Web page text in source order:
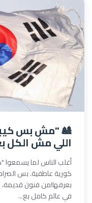
🎎 "مش بس
اللي مش الكل
كورية عاطفية. بس
بعرفها!من فنون قديمة،
في عالم كامل بع...